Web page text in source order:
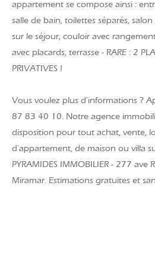
appartement se compose ainsi :
salle de bain, toilettes séparés,
sur le séjour, couloir avec
avec placards, terrasse - RARE : 2
PRIVATIVES !
Vous voulez plus d'informations ?
87 83 40 10. Notre agence
disposition pour tout achat, vente,
d'appartement, de maison ou villa
PYRAMIDES IMMOBILIER - 277 ave
Miramar. Estimations gratuites et